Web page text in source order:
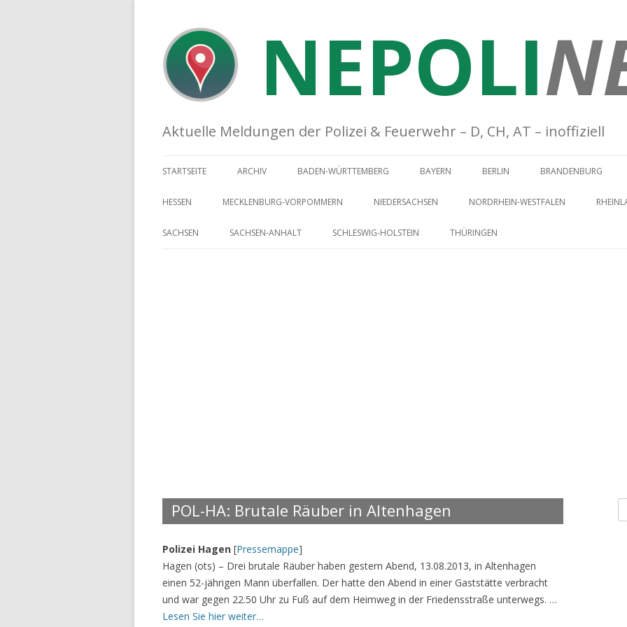
NEPOLI
Aktuelle Meldungen der Polizei & Feuerwehr – D, CH, AT – inoffiziell
STARTSEITE ARCHIV BADEN-WÜRTTEMBERG BAYERN BERLIN BRANDENBURG
HESSEN MECKLENBURG-VORPOMMERN NIEDERSACHSEN NORDRHEIN-WESTFALEN
SACHSEN SACHSEN-ANHALT SCHLESWIG-HOLSTEIN THÜRINGEN
POL-HA: Brutale Räuber in Altenhagen
Polizei Hagen [Pressemappe]
Hagen (ots) – Drei brutale Räuber haben gestern Abend, 13.08.2013, in Altenhagen
einen 52-jährigen Mann überfallen. Der hatte den Abend in einer Gaststätte verbracht
und war gegen 22.50 Uhr zu Fuß auf dem Heimweg in der Friedensstraße unterwegs. …
Lesen Sie hier weiter…